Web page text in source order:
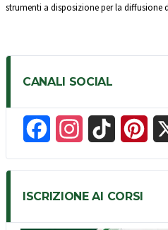
strumenti a disposizione per la diffusione
CANALI SOCIAL
a
n
i
i
ISCRIZIONE AI CORSI